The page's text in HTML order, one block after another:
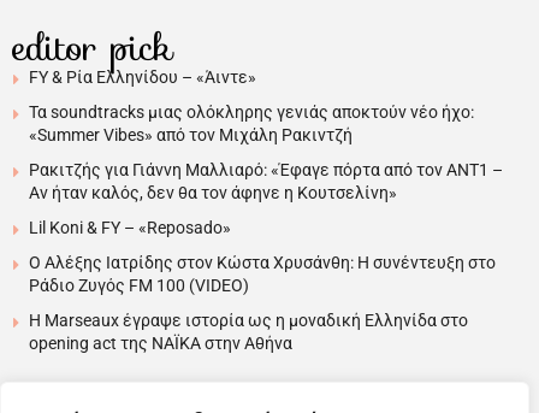
editor pick
FY & Ρία Ελληνίδου – «Άιντε»
Τα soundtracks μιας ολόκληρης γενιάς αποκτούν νέο ήχο:
«Summer Vibes» από τον Μιχάλη Ρακιντζή
Ρακιτζής για Γιάννη Μαλλιαρό: «Έφαγε πόρτα από τον ΑΝΤ1 –
Αν ήταν καλός, δεν θα τον άφηνε η Κουτσελίνη»
Lil Koni & FY – «Reposado»
Ο Αλέξης Ιατρίδης στον Κώστα Χρυσάνθη: Η συνέντευξη στο
Ράδιο Ζυγός FM 100 (VIDEO)
H Marseaux έγραψε ιστορία ως η μοναδική Ελληνίδα στο
opening act της NAÏKA στην Αθήνα